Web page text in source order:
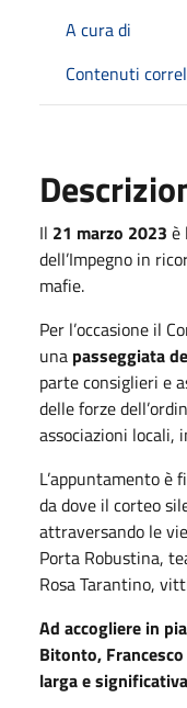
A cura di
Contenuti
Il 21 marzo 2023 è
dell’Impegno in
mafie.
Per l’occasione il
una passeggiata
parte consiglieri e
delle forze
associazioni locali,
L’appuntamento è
da dove il corteo
attraversando le
Porta Robustina,
Rosa Tarantino,
Ad accogliere in
Bitonto,
larga e